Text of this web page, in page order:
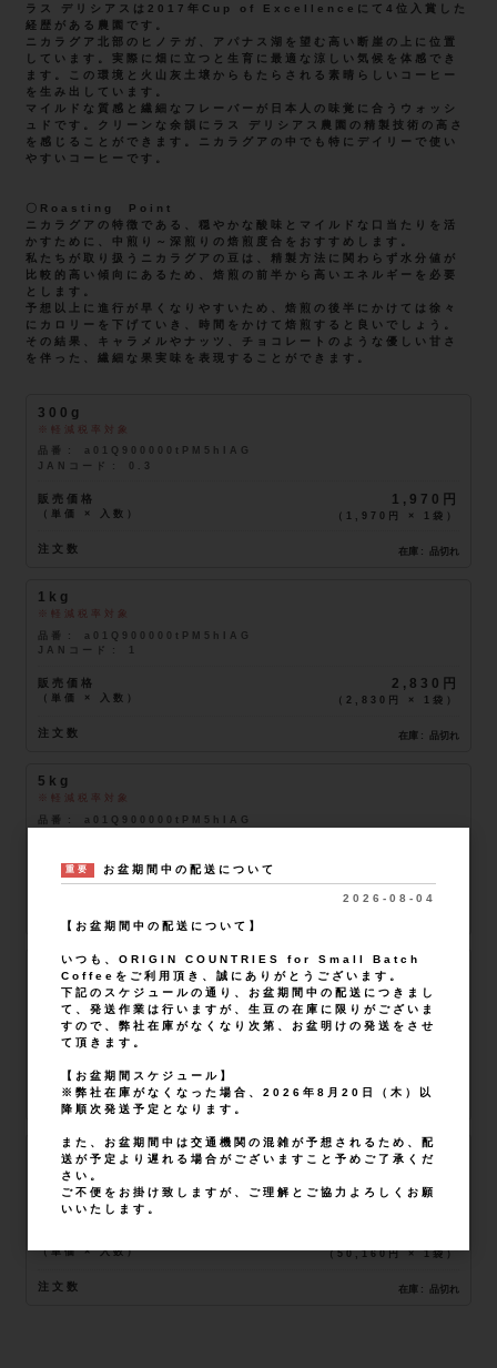
ラス デリシアスは2017年Cup of Excellenceにて4位入賞した
経歴がある農園です。
ニカラグア北部のヒノテガ、アパナス湖を望む高い断崖の上に位置
しています。実際に畑に立つと生育に最適な涼しい気候を体感でき
ます。この環境と火山灰土壌からもたらされる素晴らしいコーヒー
を生み出しています。
マイルドな質感と繊細なフレーバーが日本人の味覚に合うウォッシ
ュドです。クリーンな余韻にラス デリシアス農園の精製技術の高さ
を感じることができます。ニカラグアの中でも特にデイリーで使い
やすいコーヒーです。
〇Roasting Point
ニカラグアの特徴である、穏やかな酸味とマイルドな口当たりを活
かすために、中煎り～深煎りの焙煎度合をおすすめします。
私たちが取り扱うニカラグアの豆は、精製方法に関わらず水分値が
比較的高い傾向にあるため、焙煎の前半から高いエネルギーを必要
とします。
予想以上に進行が早くなりやすいため、焙煎の後半にかけては徐々
にカロリーを下げていき、時間をかけて焙煎すると良いでしょう。
その結果、キャラメルやナッツ、チョコレートのような優しい甘さ
を伴った、繊細な果実味を表現することができます。
300g
軽減税率対象
品番
a01Q900000tPM5hIAG
JANコード
0.3
販売価格
（単価 × 入数）
1,970円
（ 1,970円 × 袋 ）
注文数 在庫 品切れ
1kg
軽減税率対象
品番
a01Q900000tPM5hIAG
JANコード
1
販売価格
（単価 × 入数）
2,830円
（ 2,830円 × 1 袋 ）
注文数 在庫 品切れ
5kg
軽減税率対象
品番
a01Q900000tPM5hIAG
販売価格
（単価 × 入数） （13,090円×1袋
注文数
10kg
軽減税率対象
品番
a01Q900000tPM5hIAG
JANコード
10
販売価格
注文数
20kg
軽減税率対象
品番
a01Q900000tPM5hIAG
JANコード
20
（単価 × 入数） （50,160円×1袋）
注文数 在庫 品切れ
重要 お盆期間中の配送について
2026-08-04
【お盆期間中の配送について】
いつも、ORIGIN COUNTRIES for Small Batch
Coffeeをご利用頂き、誠にありがとうございます。
下記のスケジュールの通り、お盆期間中の配送につきまし
て、発送作業は行いますが、生豆の在庫に限りがございま
すので、弊社在庫がなくなり次第、お盆明けの発送をさせ
て頂きます。
【お盆期間スケジュール】
※弊社在庫がなくなった場合、2026年8月20日（木）以
降順次発送予定となります。
また、お盆期間中は交通機関の混雑が予想されるため、配
送が予定より遅れる場合がございますこと予めご了承くだ
さい。
ご不便をお掛け致しますが、ご理解とご協力よろしくお願
いいたします。